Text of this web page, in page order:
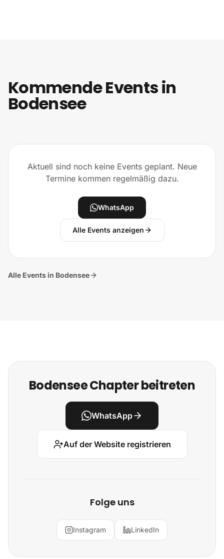
Kommende Events in
Bodensee
Aktuell sind noch keine Events geplant. Neue
Termine kommen regelmäßig dazu.
WhatsApp
Alle Events anzeigen
Alle Events in Bodensee
Bodensee Chapter beitreten
WhatsApp
Auf der Website registrieren
Folge uns
Instagram LinkedIn